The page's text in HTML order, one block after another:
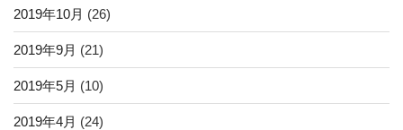
2019年10月 (26)
2019年9月 (21)
2019年5月 (10)
2019年4月 (24)